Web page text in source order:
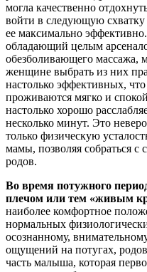
могла качественно
войти в следующую
ее максимально
обладающий целым
обезболивающего
женщине выбрать из них
настолько эффективных,
проживаются мягко и
настолько хорошо
несколько минут. Это
только физическую
мамы, позволяя собраться
родов.
Во время потужного
плечом или тем «живым
наиболее комфортное
нормальных
осознанному,
ощущений на потугах,
часть малыша, которая